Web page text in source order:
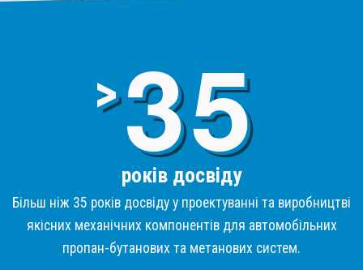
>3
років досвіду
Більш ніж 35 років досвіду у проектуванні та виробництві
якісних механічних компонентів для автомобільних
пропан-бутанових та метанових систем.